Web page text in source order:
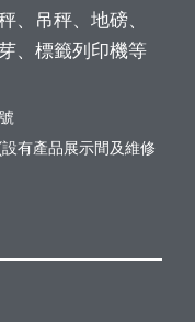
、吊秤、地磅、
、標籤列印機等
有產品展示間及維修